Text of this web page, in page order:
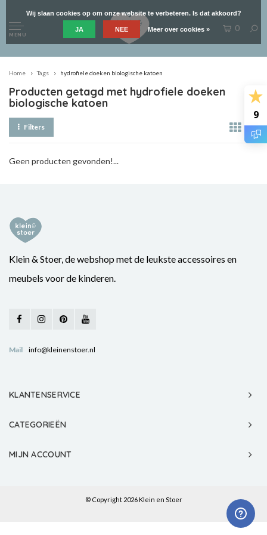
9
MENU
0
Home Tags hydrofiele doeken biologische katoen
Producten getagd met hydrofiele doeken
biologische katoen
Filters
Geen producten gevonden!...
Klein & Stoer, de webshop met de leukste accessoires en
meubels voor de kinderen.
Mail info@kleinenstoer.nl
KLANTENSERVICE
CATEGORIEËN
MIJN ACCOUNT
© Copyright 2026 Klein en Stoer
Wij slaan cookies op om onze website te verbeteren. Is dat akkoord?
JA NEE Meer over cookies »